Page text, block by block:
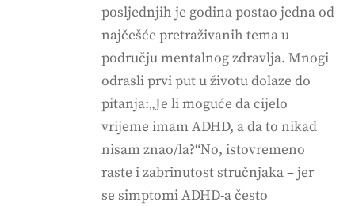
posljednjih je godina postao jedna od
najčešće pretraživanih tema u
području mentalnog zdravlja. Mnogi
odrasli prvi put u životu dolaze do
pitanja:„Je li moguće da cijelo
vrijeme imam ADHD, a da to nikad
nisam znao/la?“No, istovremeno
raste i zabrinutost stručnjaka – jer
se simptomi ADHD-a često